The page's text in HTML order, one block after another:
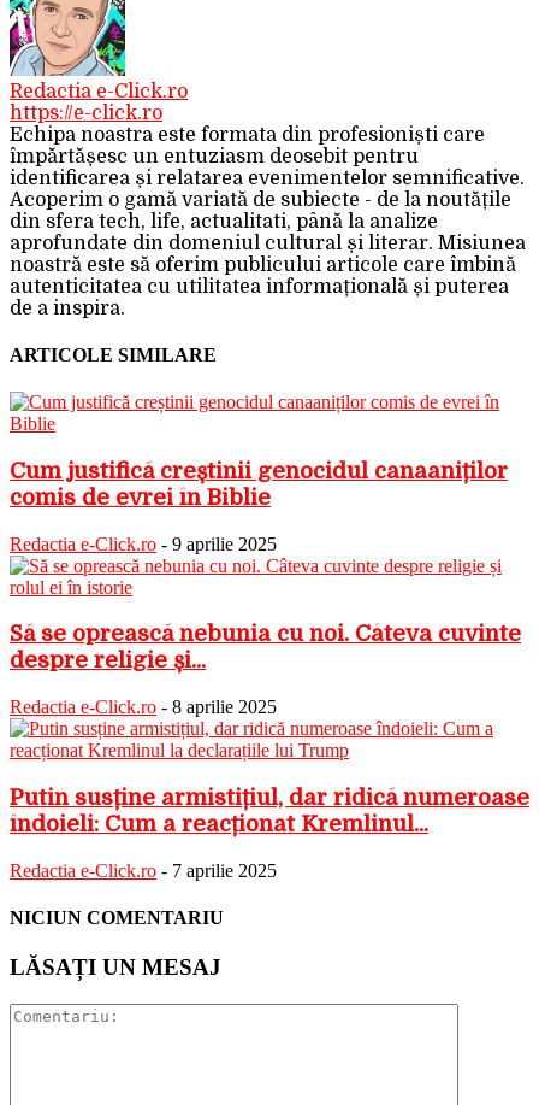
Redactia e-Click.ro
https://e-click.ro
Echipa noastra este formata din profesioniști care
împărtășesc un entuziasm deosebit pentru
identificarea și relatarea evenimentelor semnificative.
Acoperim o gamă variată de subiecte - de la noutățile
din sfera tech, life, actualitati, până la analize
aprofundate din domeniul cultural și literar. Misiunea
noastră este să oferim publicului articole care îmbină
autenticitatea cu utilitatea informațională și puterea
de a inspira.
ARTICOLE SIMILARE
Cum justifică creștinii genocidul canaaniților
comis de evrei în Biblie
Redactia e-Click.ro - 9 aprilie 2025
Să se oprească nebunia cu noi. Câteva cuvinte
despre religie și...
Redactia e-Click.ro - 8 aprilie 2025
Putin susține armistițiul, dar ridică numeroase
îndoieli: Cum a reacționat Kremlinul...
Redactia e-Click.ro - 7 aprilie 2025
NICIUN COMENTARIU
LĂSAȚI UN MESAJ